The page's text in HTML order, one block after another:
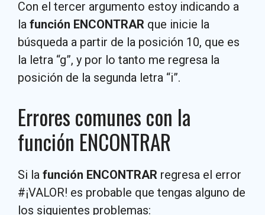
Con el tercer argumento estoy indicando a
la función ENCONTRAR que inicie la
búsqueda a partir de la posición 10, que es
la letra “g”, y por lo tanto me regresa la
posición de la segunda letra “i”.
Errores comunes con la
función ENCONTRAR
Si la función ENCONTRAR regresa el error
#¡VALOR! es probable que tengas alguno de
los siguientes problemas: